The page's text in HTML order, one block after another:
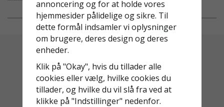
säkerhetslösningar föll
valet på
Ställningsprodukter.se.
Med daglig verksamhet på
hög höjd är det avgörande
för dem att samarbeta
med en leverantör som
både har rätt produkter
men detta kommer det bli
ändring på. Från och med
2025 träder nya
föreskrifter i kraft i
rullställningar, med s
Altid Hurtig Levering Kyndig Support
annoncering og for at holde vores
hjemmesider pålidelige og sikre. Til
dette formål indsamler vi oplysninger
om brugere, deres design og deres
enheder.
Klik på "Okay", hvis du tillader alle
cookies eller vælg, hvilke cookies du
tillader, og hvilke du vil slå fra ved at
klikke på "Indstillinger" nedenfor.